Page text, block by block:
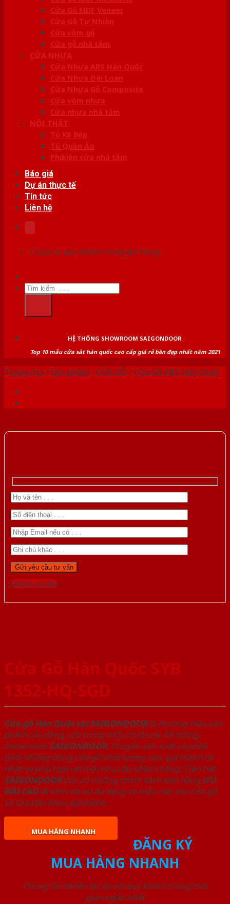
Cửa Gỗ MDF Veneer
Cửa Gỗ Tự Nhiên
Cửa vòm gỗ
Cửa gỗ nhà tắm
CỬA NHỰA
Cửa Nhựa ABS Hàn Quốc
Cửa Nhựa Đài Loan
Cửa Nhựa Gỗ Composite
Cửa vòm nhựa
Cửa nhựa nhà tắm
NỘI THẤT
Tủ Kệ Bếp
Tủ Quần Áo
Phụ kiện cửa nhà tắm
Báo giá
Dự án thực tế
Tin tức
Liên hệ
Chưa có sản phẩm trong giỏ hàng.
Tìm
kiếm:
HỆ THỐNG SHOWROOM SAIGONDOOR
Top 10 mẫu cửa sắt hàn quốc cao cấp giá rẻ bền đẹp nhất năm 2021
Trang chủ /Sản phẩm /CỬA GỖ /Cửa Gỗ ABS Hàn Quốc
Gọi 0976.169.864
Cửa Gỗ Hàn Quốc SYB
1352-HQ-SGD
Cửa gỗ Hàn Quốc tại SAIGONDOORlà thương hiệu sản
phẩm các dòng cửa trong một chuỗi các hệ thống
Showroom SAIGONDOOR. Chuyên sản xuất và phân
phối những dòng cửa gỗ chất lượng cao, giá thành rẻ
nhất và phù hợp với mọi nhu cầu khách hàng. Trên hết,
SAIGONDOORcòn có những chính sách bán hàng ƯU
ĐÃI CAOđi kèm với sự đa dạng về mẫu mã, loại cửa gỗ
và cả phân khúc giá thành.
MUA HÀNG NHANH
ĐĂNG KÝ
MUA HÀNG NHANH
Chúng tôi sẽ liên lạc lại với quý khách trong thời
gian ngắn nhất